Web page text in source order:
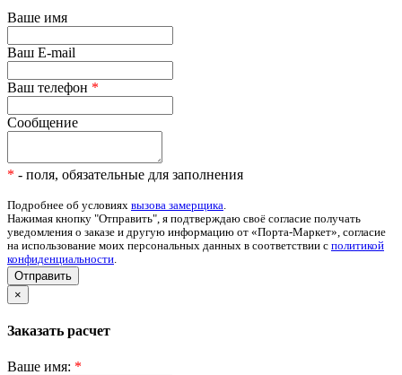
Ваше имя
Ваш E-mail
Ваш телефон *
Сообщение
* - поля, обязательные для заполнения
Подробнее об условиях вызова замерщика.
Нажимая кнопку "Отправить", я подтверждаю своё согласие получать
уведомления о заказе и другую информацию от «Порта-Маркет», согласие
на использование моих персональных данных в соответствии с политикой
конфиденциальности.
Отправить
×
Заказать расчет
Ваше имя: *